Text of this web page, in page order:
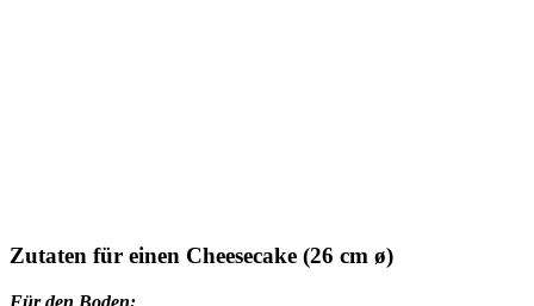
Zutaten für einen Cheesecake (26 cm ø)
Für den Boden: